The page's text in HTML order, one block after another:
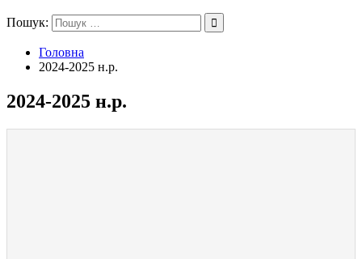
Пошук:
Головна
2024-2025 н.р.
2024-2025 н.р.